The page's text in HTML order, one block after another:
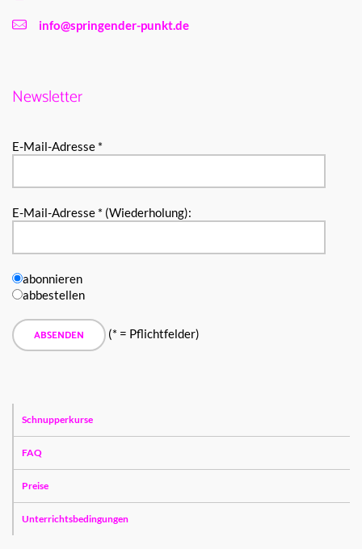
info@springender-punkt.de
Newsletter
E-Mail-Adresse *
E-Mail-Adresse * (Wiederholung):
abonnieren
abbestellen
(* = Pflichtfelder)
Schnupperkurse
FAQ
Preise
Unterrichtsbedingungen